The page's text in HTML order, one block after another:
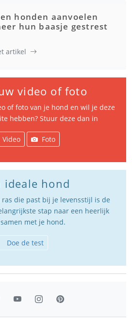
honden aanvoelen
hun baasje gestrest
artikel
video of foto
of foto van je hond en wil je deze
hebben? Stuur deze dan in
Video Foto
ideale hond
die past bij je levensstijl is de
stap naar een heerlijk
met je hond.
Doe de test